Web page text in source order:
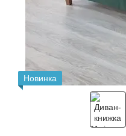
Новинка